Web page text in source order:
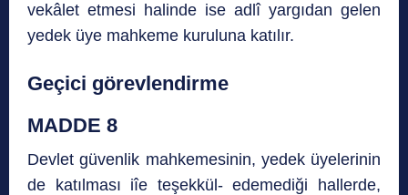
vekâlet etmesi halinde ise adlî yargıdan gelen
yedek üye mahkeme kuruluna katılır.
Geçici görevlendirme
MADDE 8
Devlet güvenlik mahkemesinin, yedek üyelerinin
de katılması iîe teşekkül- edemediği hallerde,